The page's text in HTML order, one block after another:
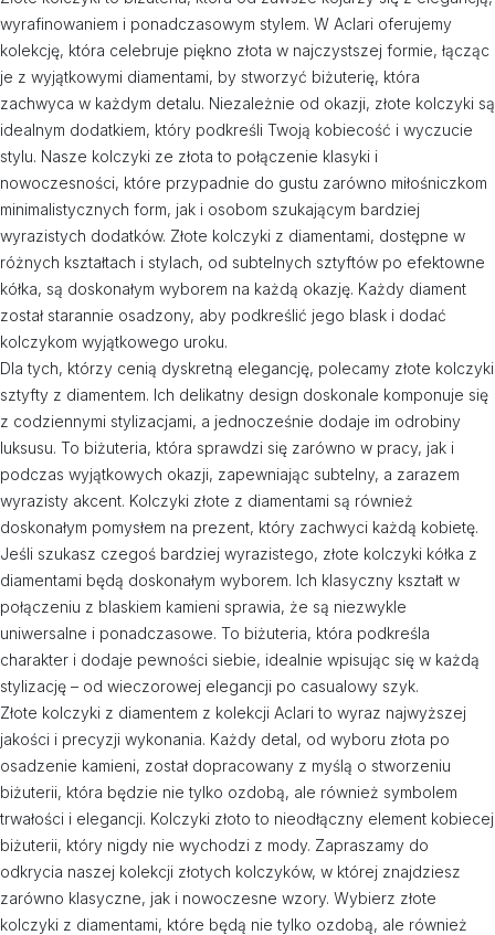
wyrafinowaniem i ponadczasowym stylem. W Aclari oferujemy
kolekcję, która celebruje piękno złota w najczystszej formie, łącząc
je z wyjątkowymi diamentami, by stworzyć biżuterię, która
zachwyca w każdym detalu. Niezależnie od okazji, złote kolczyki są
idealnym dodatkiem, który podkreśli Twoją kobiecość i wyczucie
stylu. Nasze kolczyki ze złota to połączenie klasyki i
nowoczesności, które przypadnie do gustu zarówno miłośniczkom
minimalistycznych form, jak i osobom szukającym bardziej
wyrazistych dodatków. Złote kolczyki z diamentami, dostępne w
różnych kształtach i stylach, od subtelnych sztyftów po efektowne
kółka, są doskonałym wyborem na każdą okazję. Każdy diament
został starannie osadzony, aby podkreślić jego blask i dodać
kolczykom wyjątkowego uroku.
Dla tych, którzy cenią dyskretną elegancję, polecamy złote kolczyki
sztyfty z diamentem. Ich delikatny design doskonale komponuje się
z codziennymi stylizacjami, a jednocześnie dodaje im odrobiny
luksusu. To biżuteria, która sprawdzi się zarówno w pracy, jak i
podczas wyjątkowych okazji, zapewniając subtelny, a zarazem
wyrazisty akcent. Kolczyki złote z diamentami są również
doskonałym pomysłem na prezent, który zachwyci każdą kobietę.
Jeśli szukasz czegoś bardziej wyrazistego, złote kolczyki kółka z
diamentami będą doskonałym wyborem. Ich klasyczny kształt w
połączeniu z blaskiem kamieni sprawia, że są niezwykle
uniwersalne i ponadczasowe. To biżuteria, która podkreśla
charakter i dodaje pewności siebie, idealnie wpisując się w każdą
stylizację – od wieczorowej elegancji po casualowy szyk.
Złote kolczyki z diamentem z kolekcji Aclari to wyraz najwyższej
jakości i precyzji wykonania. Każdy detal, od wyboru złota po
osadzenie kamieni, został dopracowany z myślą o stworzeniu
biżuterii, która będzie nie tylko ozdobą, ale również symbolem
trwałości i elegancji. Kolczyki złoto to nieodłączny element kobiecej
biżuterii, który nigdy nie wychodzi z mody. Zapraszamy do
odkrycia naszej kolekcji złotych kolczyków, w której znajdziesz
zarówno klasyczne, jak i nowoczesne wzory. Wybierz złote
kolczyki z diamentami, które będą nie tylko ozdobą, ale również